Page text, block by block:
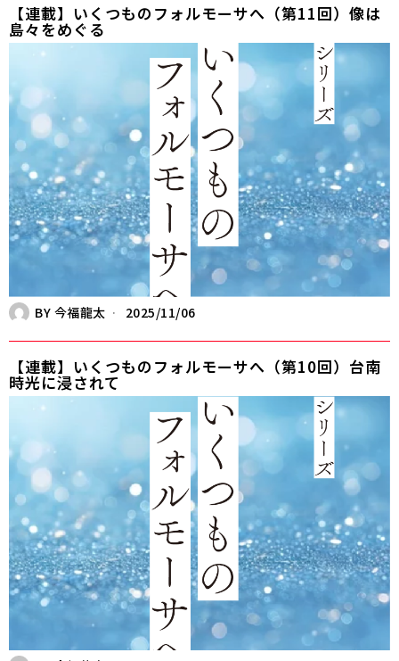
【連載】いくつものフォルモーサへ（第11回）像は
島々をめぐる
BY 今福龍太 2025/11/06
【連載】いくつものフォルモーサへ（第10回）台南
時光に浸されて